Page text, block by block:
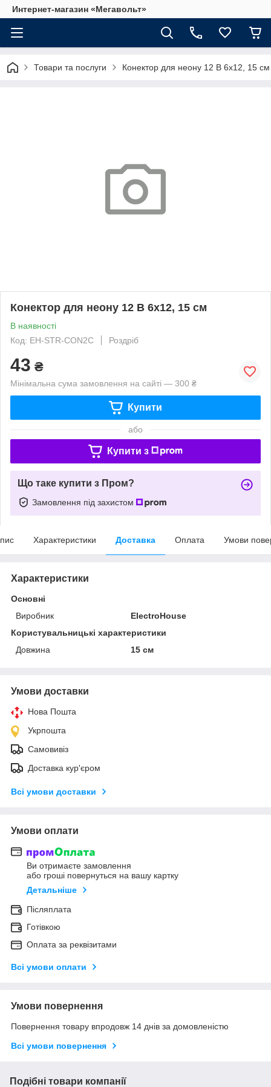
Интернет-магазин «Мегавольт»
Товари та послуги Конектор для неону 12 В 6х12, 15 см
Конектор для неону 12 В 6х12, 15 см
В наявності
Код: EH-STR-CON2C
Роздріб
43 ₴
Мінімальна сума замовлення на сайті — 300 ₴
Купити
або
Купити з
Що таке купити з Пром?
Замовлення під захистом
Характеристики Доставка Оплата Умови
Характеристики
Основні
Виробник
ElectroHouse
Користувальницькі характеристики
Довжина
15 см
Умови доставки
Нова Пошта
Укрпошта
Самовивіз
Доставка кур'єром
Всі умови доставки
Умови оплати
Ви отримаєте замовлення
або гроші повернуться на вашу картку
Детальніше
Післяплата
Готівкою
Оплата за реквізитами
Всі умови оплати
Умови повернення
Повернення товару впродовж 14 днів за домовленістю
Всі умови повернення
Подібні товари компанії